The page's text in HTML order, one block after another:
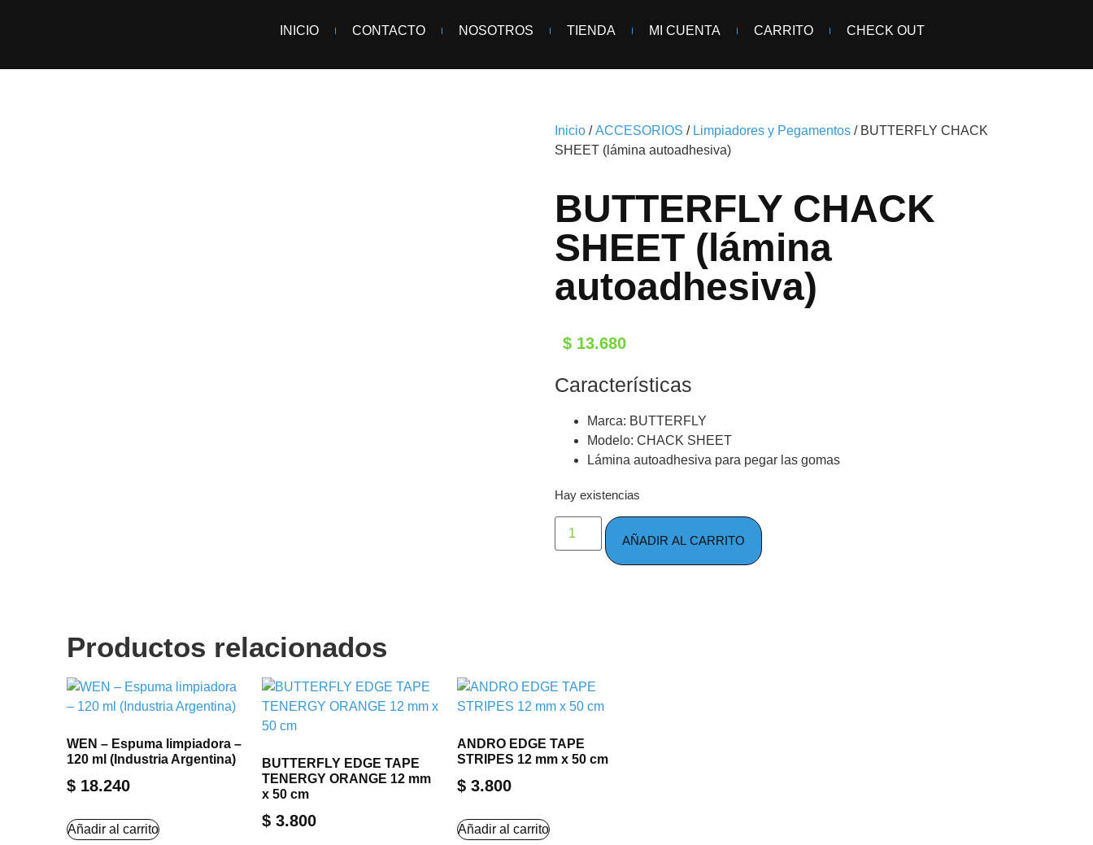
INICIO CONTACTO NOSOTROS TIENDA MI CUENTA CARRITO CHECK OUT
Inicio /ACCESORIOS / Limpiadores y Pegamentos / BUTTERFLY CHACK
SHEET (lámina autoadhesiva)
BUTTERFLY CHACK
SHEET (lámina
autoadhesiva)
$ 13.680
Características
Marca: BUTTERFLY
Modelo: CHACK SHEET
Lámina autoadhesiva para pegar las gomas
Hay existencias
AÑADIR AL CARRITO
Productos relacionados
WEN – Espuma limpiadora –
120 ml (Industria Argentina)
$ 18.240
Añadir al carrito
BUTTERFLY EDGE TAPE
TENERGY ORANGE 12 mm
x 50 cm
$ 3.800
ANDRO EDGE TAPE
STRIPES 12 mm x 50 cm
$ 3.800
Añadir al carrito